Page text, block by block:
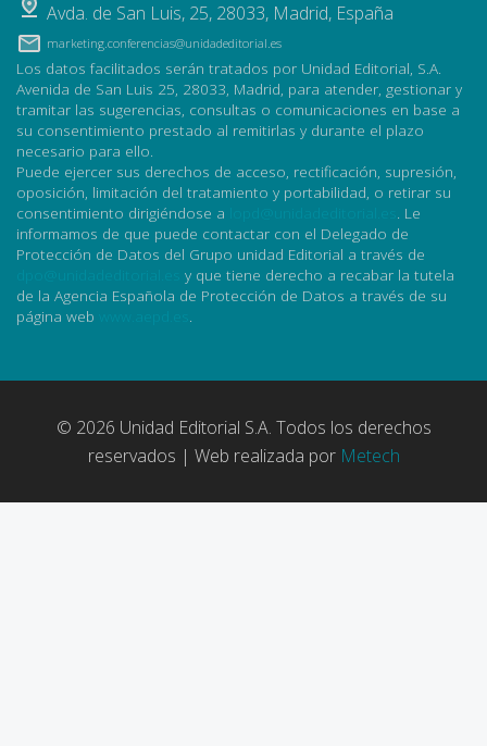
Avda. de San Luis, 25, 28033, Madrid, España
marketing.conferencias@unidadeditorial.es
Los datos facilitados serán tratados por Unidad Editorial, S.A.
Avenida de San Luis 25, 28033, Madrid, para atender, gestionar y
tramitar las sugerencias, consultas o comunicaciones en base a
su consentimiento prestado al remitirlas y durante el plazo
necesario para ello.
Puede ejercer sus derechos de acceso, rectificación, supresión,
oposición, limitación del tratamiento y portabilidad, o retirar su
consentimiento dirigiéndose a
. Le
informamos de que puede contactar con el Delegado de
Protección de Datos del Grupo unidad Editorial a través de
y que tiene derecho a recabar la tutela
de la Agencia Española de Protección de Datos a través de su
página web
.
© 2026 Unidad Editorial S.A. Todos los derechos
reservados | Web realizada por Metech